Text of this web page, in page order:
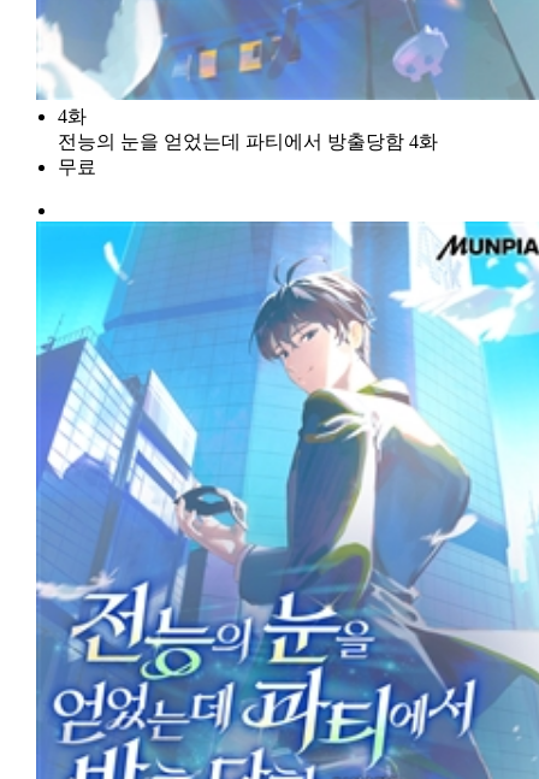
4화
전능의 눈을 얻었는데 파티에서 방출당함 4화
무료